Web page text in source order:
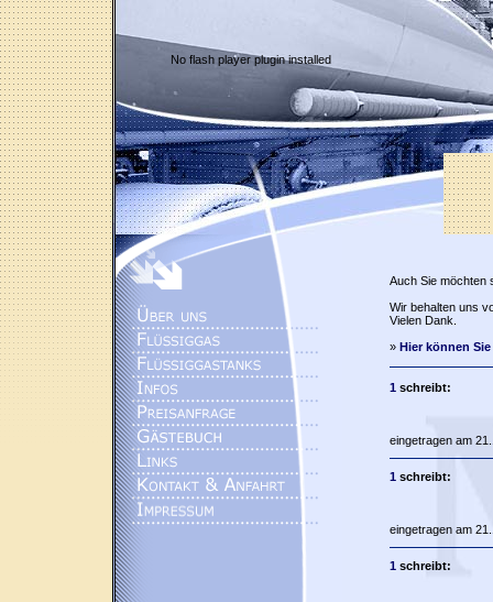
No flash player plugin installed
Auch Sie möchten
Wir behalten uns
Vielen Dank.
» Hier können
1schreibt:
eingetragen am
1schreibt:
eingetragen am
1schreibt: